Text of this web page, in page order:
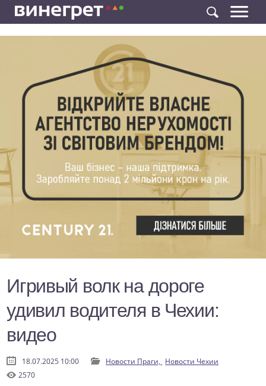
Игривый волк на дороге
удивил водителя в Чехии:
видео
18.07.2025 10:00 Новости Праги, Новости Чехии
2570